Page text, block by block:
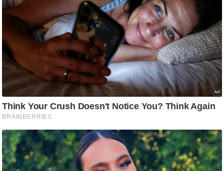
g
N
s
ला
इ
फ
स्टा
ल
टे
क्नॉ